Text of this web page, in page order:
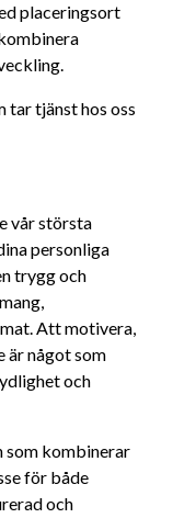
placeringsort
tjänst hos oss
vår största
personliga
trygg och
Att motivera,
är något som
och
som kombinerar
för både
och